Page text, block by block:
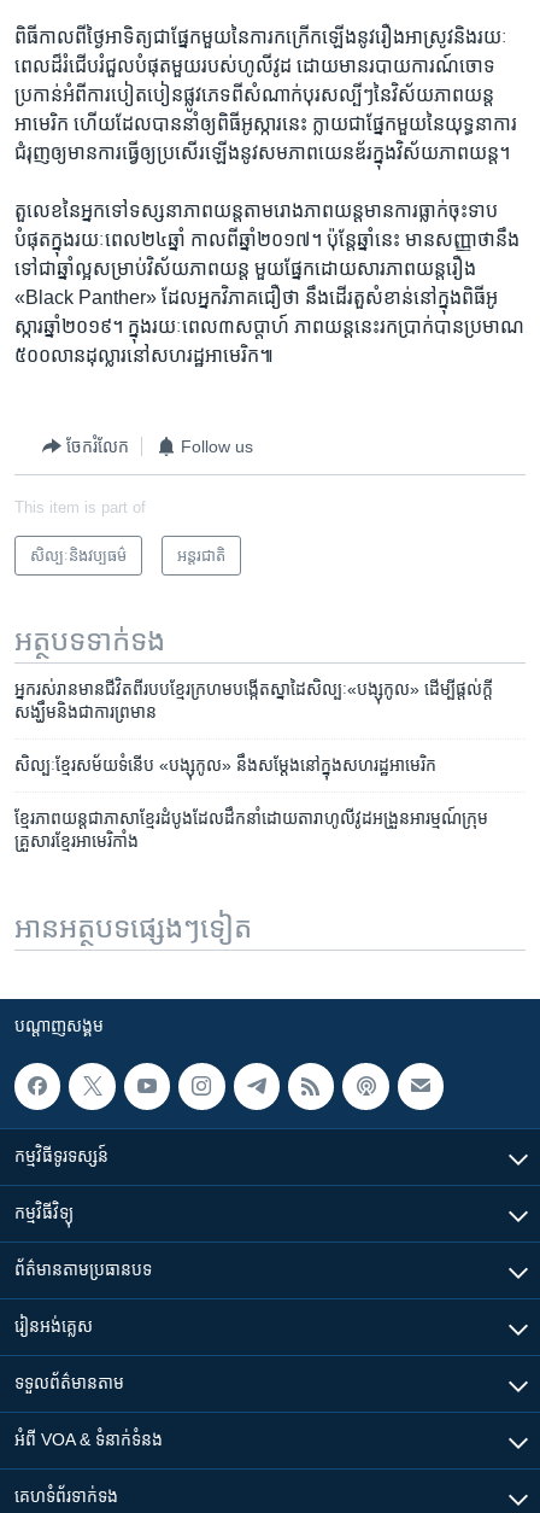
ពិធី​កាល​ពី​ថ្ងៃអាទិត្យ​ជា​ផ្នែក​មួយ​នៃ​ការ​កក្រើក​ឡើង​នូវ​រឿង​អាស្រូវនិង​រយៈ​
ពេល​ដ៏​រំជើប​រំជួល​បំផុត​មួយ​របស់​ហូលីវូដ ដោយ​មាន​របាយការណ៍​ចោទ​
ប្រកាន់​អំពី​ការ​បៀតបៀន​ផ្លូវ​ភេទ​ពី​សំណាក់​បុរស​ល្បីៗ​នៃ​វិស័យ​ភាពយន្ត​
អាមេរិក ហើយ​ដែល​បាន​នាំ​ឲ្យ​ពិធី​អូស្ការ​នេះ​ ក្លាយ​ជា​ផ្នែក​មួយ​នៃ​យុទ្ធនាការ​
ជំរុញ​ឲ្យ​មាន​ការ​ធ្វើ​ឲ្យ​ប្រសើរ​ឡើង​នូវ​សមភាព​យេនឌ័រ​ក្នុង​វិស័យ​ភាពយន្ត។
តួ​លេខ​នៃអ្នក​ទៅ​ទស្សនា​ភាពយន្តតាម​រោងភាពយន្តមាន​ការ​ធ្លាក់​ចុះ​ទាប​
បំផុត​ក្នុង​រយៈ​ពេល​២៤​ឆ្នាំ កាល​ពី​ឆ្នាំ​២០១៧។ ប៉ុន្តែ​ឆ្នាំ​នេះ មាន​សញ្ញា​ថា​នឹង​
ទៅ​ជា​ឆ្នាំ​ល្អ​សម្រាប់​វិស័យ​ភាពយន្ត មួយ​ផ្នែក​ដោយ​សារ​ភាពយន្ត​រឿង
«Black Panther» ដែល​អ្នក​វិភាគ​ជឿ​ថា នឹង​ដើរ​តួ​សំខាន់​នៅ​ក្នុង​ពិធី​អូ
ស្ការ​ឆ្នាំ​២០១៩។ ក្នុង​រយៈ​ពេល​៣​សប្តាហ៍​ ភាពយន្តនេះ​រក​ប្រាក់​បាន​ប្រមាណ​
៥០០​លាន​ដុល្លារ​នៅ​សហរដ្ឋ​អាមេរិក៕
ចែករំលែក Follow us
This item is part of
សិល្បៈនិងវប្បធម៌ អន្តរជាតិ
អត្ថបទ​ទាក់ទង
អ្នក​រស់រាន​មាន​ជីវិត​ពី​របប​ខ្មែរ​ក្រហម​បង្កើត​ស្នាដៃ​សិល្បៈ«បង្សុកូល» ដើម្បី​ផ្តល់​ក្តី
សង្ឃឹម​និង​ជា​ការ​ព្រមាន
សិល្បៈ​ខ្មែរ​សម័យ​ទំនើប «បង្សុកូល» នឹង​សម្តែង​នៅ​ក្នុង​សហរដ្ឋអាមេរិក
ខ្មែរ​ភាពយន្ត​ជា​ភាសា​ខ្មែរ​ដំបូង​ដែល​ដឹកនាំ​ដោយ​តារា​ហូលីវូដ​អង្រួន​អារម្មណ៍​​ក្រុម​
គ្រួសារ​ខ្មែរ​អាមេរិកាំង
អានអត្ថបទផ្សេងៗទៀត
បណ្តាញ​សង្គម
កម្មវិធី​ទូរទស្សន៍
កម្មវិធី​វិទ្យុ
ព័ត៌មាន​តាមប្រធានបទ​
រៀន​​អង់គ្លេស
ទទួល​ព័ត៌មាន​តាម
អំពី​ VOA & ទំនាក់ទំនង
គេហទំព័រ​​ទាក់ទង